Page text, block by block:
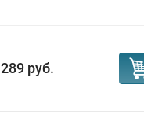
289 руб.